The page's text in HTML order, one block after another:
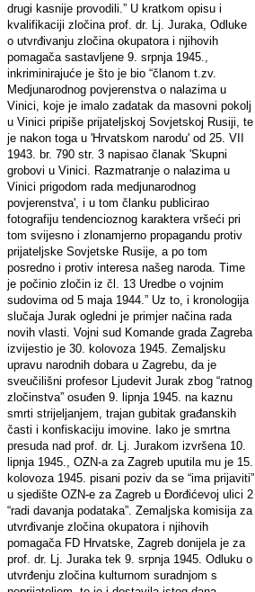
drugi kasnije provodili.” U kratkom opisu i
kvalifikaciji zločina prof. dr. Lj. Juraka, Odluke
o utvrđivanju zločina okupatora i njihovih
pomagača sastavljene 9. srpnja 1945.,
inkriminirajuće je što je bio “članom t.zv.
Medjunarodnog povjerenstva o nalazima u
Vinici, koje je imalo zadatak da masovni pokolj
u Vinici pripiše prijateljskoj Sovjetskoj Rusiji, te
je nakon toga u 'Hrvatskom narodu' od 25. VII
1943. br. 790 str. 3 napisao članak 'Skupni
grobovi u Vinici. Razmatranje o nalazima u
Vinici prigodom rada medjunarodnog
povjerenstva', i u tom članku publicirao
fotografiju tendencioznog karaktera vršeći pri
tom svijesno i zlonamjerno propagandu protiv
prijateljske Sovjetske Rusije, a po tom
posredno i protiv interesa našeg naroda. Time
je počinio zločin iz čl. 13 Uredbe o vojnim
sudovima od 5 maja 1944.” Uz to, i kronologija
slučaja Jurak ogledni je primjer načina rada
novih vlasti. Vojni sud Komande grada Zagreba
izvijestio je 30. kolovoza 1945. Zemaljsku
upravu narodnih dobara u Zagrebu, da je
sveučilišni profesor Ljudevit Jurak zbog “ratnog
zločinstva” osuđen 9. lipnja 1945. na kaznu
smrti strijeljanjem, trajan gubitak građanskih
časti i konfiskaciju imovine. Iako je smrtna
presuda nad prof. dr. Lj. Jurakom izvršena 10.
lipnja 1945., OZN-a za Zagreb uputila mu je 15.
kolovoza 1945. pisani poziv da se “ima prijaviti”
u sjedište OZN-e za Zagreb u Đorđićevoj ulici 2
“radi davanja podataka”. Zemaljska komisija za
utvrđivanje zločina okupatora i njihovih
pomagača FD Hrvatske, Zagreb donijela je za
prof. dr. Lj. Juraka tek 9. srpnja 1945. Odluku o
utvrđenju zločina kulturnom suradnjom s